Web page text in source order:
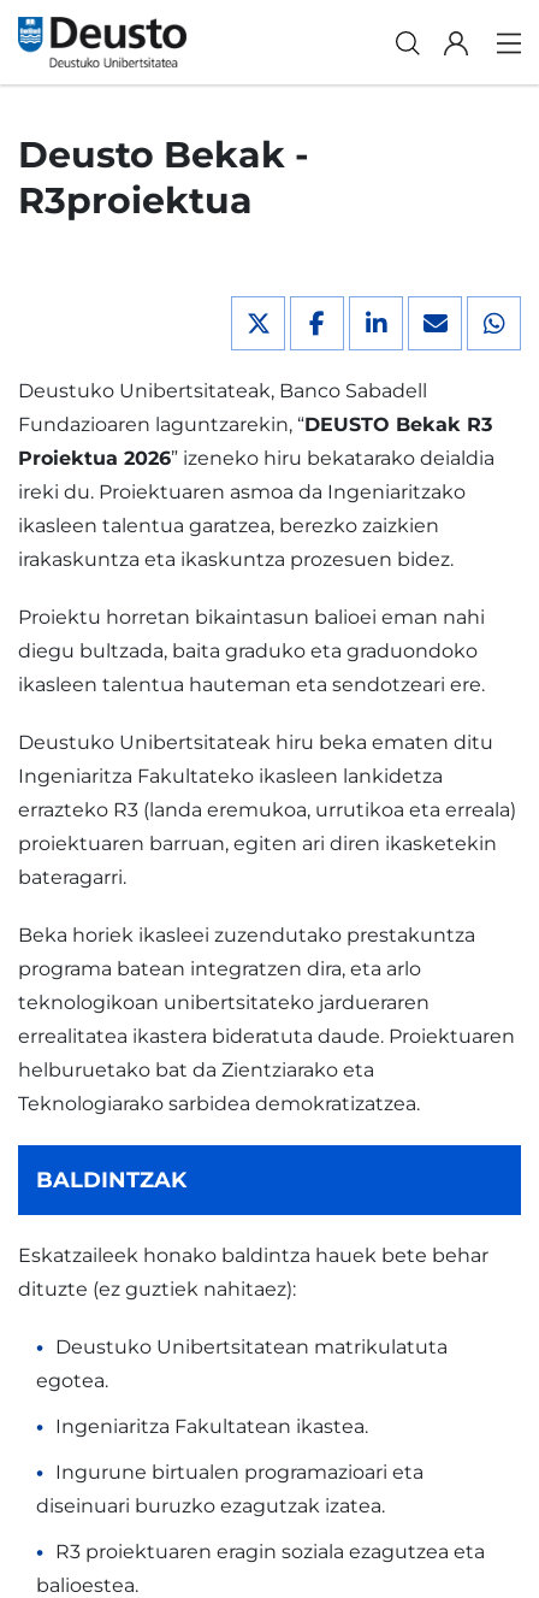
Deusto Bekak -
R3proiektua
Deustuko Unibertsitateak, Banco Sabadell
Fundazioaren laguntzarekin, “DEUSTO Bekak R3
Proiektua 2026” izeneko hiru bekatarako deialdia
ireki du. Proiektuaren asmoa da Ingeniaritzako
ikasleen talentua garatzea, berezko zaizkien
irakaskuntza eta ikaskuntza prozesuen bidez.
Proiektu horretan bikaintasun balioei eman nahi
diegu bultzada, baita graduko eta graduondoko
ikasleen talentua hauteman eta sendotzeari ere.
Deustuko Unibertsitateak hiru beka ematen ditu
Ingeniaritza Fakultateko ikasleen lankidetza
errazteko R3 (landa eremukoa, urrutikoa eta erreala)
proiektuaren barruan, egiten ari diren ikasketekin
bateragarri.
Beka horiek ikasleei zuzendutako prestakuntza
programa batean integratzen dira, eta arlo
teknologikoan unibertsitateko jardueraren
errealitatea ikastera bideratuta daude. Proiektuaren
helburuetako bat da Zientziarako eta
Teknologiarako sarbidea demokratizatzea.
BALDINTZAK
Eskatzaileek honako baldintza hauek bete behar
dituzte (ez guztiek nahitaez):
Deustuko Unibertsitatean matrikulatuta
egotea.
Ingeniaritza Fakultatean ikastea.
Ingurune birtualen programazioari eta
diseinuari buruzko ezagutzak izatea.
R3 proiektuaren eragin soziala ezagutzea eta
balioestea.